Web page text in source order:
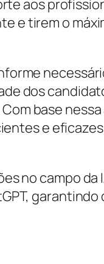
aos
e tirem o
dos
base
e
no campo da